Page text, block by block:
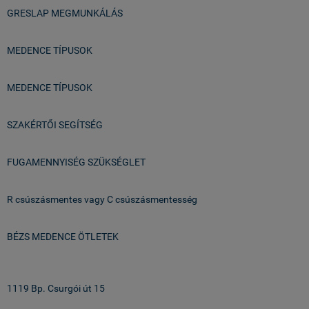
GRESLAP MEGMUNKÁLÁS
MEDENCE TÍPUSOK
MEDENCE TÍPUSOK
SZAKÉRTŐI SEGÍTSÉG
FUGAMENNYISÉG SZÜKSÉGLET
R csúszásmentes vagy C csúszásmentesség
BÉZS MEDENCE ÖTLETEK
1119 Bp. Csurgói út 15